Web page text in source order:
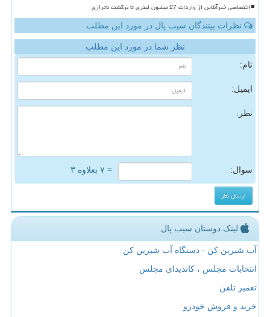
اختصاصی خبرآنلاین از واردات 27 میلیون لیتری تا برگشت ناترازی
نظرات بینندگان سیب پال در مورد این مطلب
نظر شما در مورد این مطلب
نام:
ایمیل:
نظر:
سوال: = ۷ بعلاوه ۳
لینک دوستان سیب پال
آب شیرین کن - دستگاه آب شیرین کن
انتخابات مجلس ، کاندیدای مجلس
تعمیر تلفن
خرید و فروش خودرو